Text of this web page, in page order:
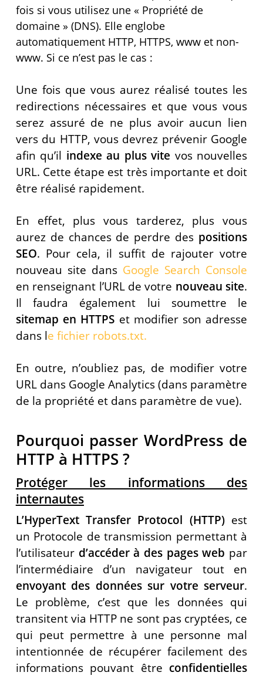
fois si vous utilisez une « Propriété de
domaine » (DNS). Elle englobe
automatiquement HTTP, HTTPS, www et non-
www. Si ce n’est pas le cas :
Une fois que vous aurez réalisé toutes les
redirections nécessaires et que vous vous
serez assuré de ne plus avoir aucun lien
vers du HTTP, vous devrez prévenir Google
afin qu’il indexe au plus vite vos nouvelles
URL. Cette étape est très importante et doit
être réalisé rapidement.
En effet, plus vous tarderez, plus vous
aurez de chances de perdre des positions
SEO. Pour cela, il suffit de rajouter votre
nouveau site dans Google Search Console
en renseignant l’URL de votre nouveau site.
Il faudra également lui soumettre le
sitemap en HTTPS et modifier son adresse
dans le fichier robots.txt.
En outre, n’oubliez pas, de modifier votre
URL dans Google Analytics (dans paramètre
de la propriété et dans paramètre de vue).
Pourquoi passer WordPress de
HTTP à HTTPS ?
Protéger les informations des
internautes
L’HyperText Transfer Protocol (HTTP)est
un Protocole de transmission permettant à
l’utilisateur d’accéder à des pages web par
l’intermédiaire d’un navigateur tout en
envoyant des données sur votre serveur.
Le problème, c’est que les données qui
transitent via HTTP ne sont pas cryptées, ce
qui peut permettre à une personne mal
intentionnée de récupérer facilement des
informations pouvant être confidentielles